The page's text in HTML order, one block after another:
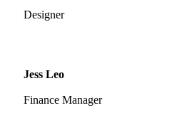
Designer
Jess Leo
Finance Manager